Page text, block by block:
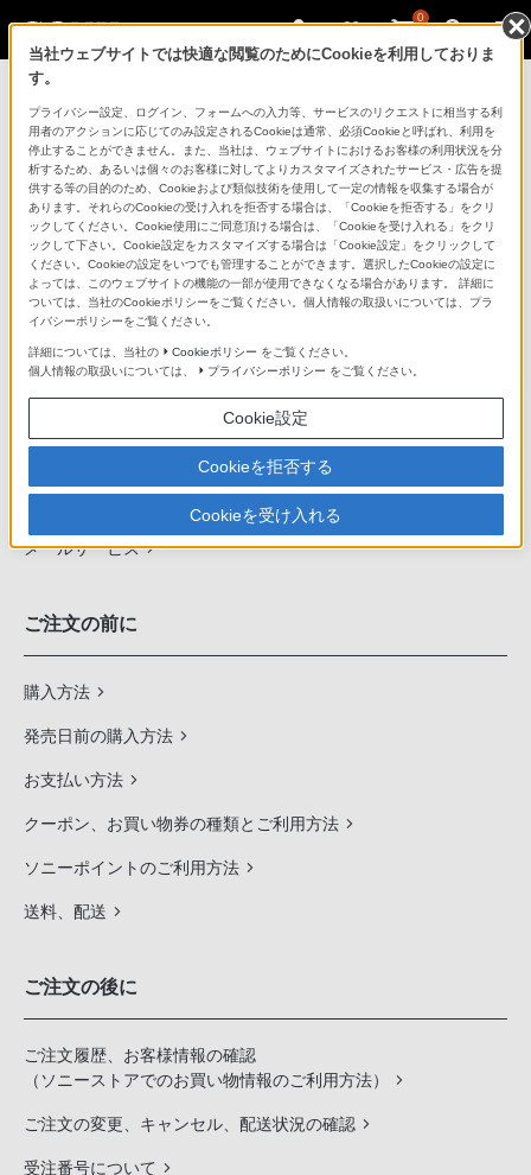
0
ソニーストアのご利用ガイド
ご利用ガイドでは、ソニーストアのご利用方法・サービ
スに関しまとめてご案内しております。
ご利用の前に
ソニーストア 店舗のご案内
ソニーショップ（ソニーストア取次店）のご案内
ソニーストアの特典・サービス
（長期保証、下取サービス、設置・設定サービスなど）
定期クーポンのプレゼントについて
メールサービス
ご注文の前に
購入方法
発売日前の購入方法
お支払い方法
クーポン、お買い物券の種類とご利用方法
ソニーポイントのご利用方法
送料、配送
ご注文の後に
ご注文履歴、お客様情報の確認
（ソニーストアでのお買い物情報のご利用方法）
ご注文の変更、キャンセル、配送状況の確認
受注番号について
当社ウェブサイトでは快適な閲覧のためにCookieを利用しておりま
す。
プライバシー設定、ログイン、フォームへの入力等、サービスのリクエストに相当する利
用者のアクションに応じてのみ設定されるCookieは通常、必須Cookieと呼ばれ、利用を
停止することができません。また、当社は、ウェブサイトにおけるお客様の利用状況を分
析するため、あるいは個々のお客様に対してよりカスタマイズされたサービス・広告を提
供する等の目的のため、Cookieおよび類似技術を使用して一定の情報を収集する場合が
あります。それらのCookieの受け入れを拒否する場合は、「Cookieを拒否する」をクリ
ックしてください。Cookie使用にご同意頂ける場合は、「Cookieを受け入れる」をクリ
ックして下さい。Cookie設定をカスタマイズする場合は「Cookie設定」をクリックして
ください。Cookieの設定をいつでも管理することができます。選択したCookieの設定に
よっては、このウェブサイトの機能の一部が使用できなくなる場合があります。 詳細に
ついては、当社のCookieポリシーをご覧ください。個人情報の取扱いについては、プラ
イバシーポリシーをご覧ください。
詳細については、当社の Cookieポリシー をご覧ください。
個人情報の取扱いについては、
プライバシーポリシー をご覧ください。
Cookie設定
Cookieを拒否する
Cookieを受け入れる